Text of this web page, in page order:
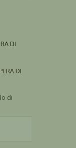
DI
DI
di